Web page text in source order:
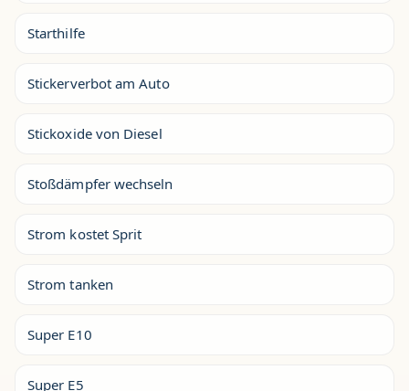
Starthilfe
Stickerverbot am Auto
Stickoxide von Diesel
Stoßdämpfer wechseln
Strom kostet Sprit
Strom tanken
Super E10
Super E5